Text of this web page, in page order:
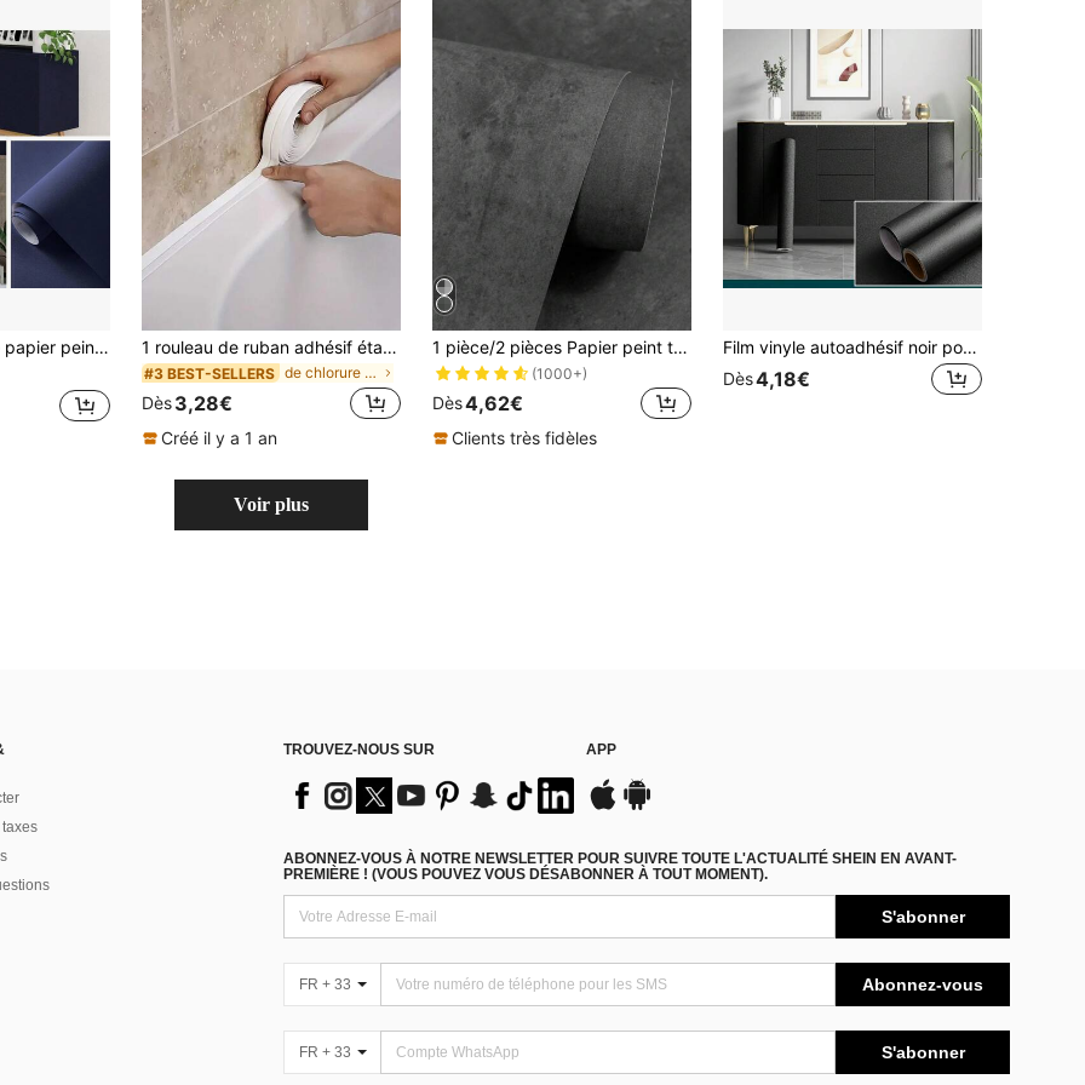
la chambre, la cuisine, les meubles, autocollant de décoration murale imperméable pour la maison
1 rouleau de ruban adhésif étanche en PVC auto-adhésif pour fissures et crevasses, convient pour la cuisine, la salle de bain et la baignoire
#3 BEST-SELLERS de chlorure de polyvinyle Adhésifs et scellants
Dès3,28€
Créé il y a 1 an
1 pièce/2 pièces Papier peint texturé épais en béton et ciment, décoration d'intérieur pour armoire, bureau, chaise, décor de pièce, autocollant mural de rénovation. Articles de décoration de printemps pour rafraîchir votre maison, autocollants de décoration Rama
(1000+)
Dès4,62€
Clients très fidèles
Film vinyle autoadhésif noir pour comptoir - Cuisine, bureau, tiroir, armoire - Imperméable et amovible
Dès4,18€
Voir plus
taxes
TROUVEZ-NOUS SUR APP
ABONNEZ-VOUS À NOTRE NEWSLETTER POUR SUIVRE TOUTE L'ACTUALITÉ SHEIN EN AVANT-
PREMIÈRE ! (VOUS POUVEZ VOUS DÉSABONNER À TOUT MOMENT).
S'abonner
FR + 33 Abonnez-vous
FR + 33 S'abonner